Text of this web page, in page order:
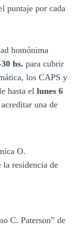
puntaje por cada
homónima
hs. para cubrir
los CAPS y
hasta el lunes 6
una de
O.
residencia de
C. Paterson” de